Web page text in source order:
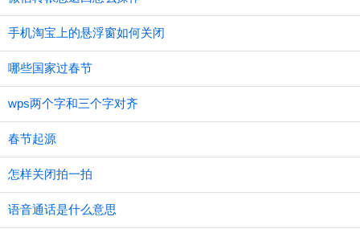
手机淘宝上的悬浮窗如何关闭
哪些国家过春节
wps两个字和三个字对齐
春节起源
怎样关闭拍一拍
语音通话是什么意思